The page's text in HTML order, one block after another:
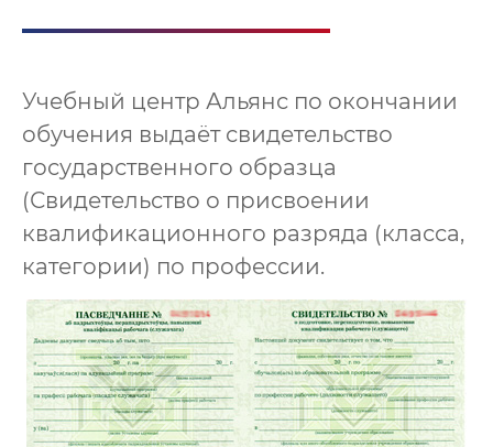
Учебный центр Альянс по окончании
обучения выдаёт свидетельство
государственного образца
(Свидетельство о присвоении
квалификационного разряда (класса,
категории) по профессии.